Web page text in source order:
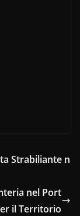
Strabiliante n
nel Port
il Territorio